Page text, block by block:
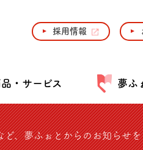
採用情報
・サービス 夢ふ
、夢ふぉとからのお知らせ